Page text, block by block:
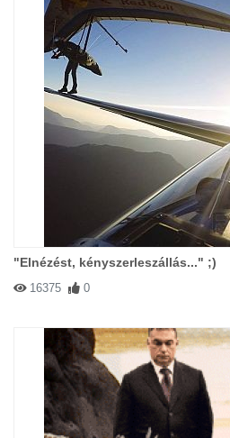
"Elnézést, kényszerleszállás..." ;)
16375 0